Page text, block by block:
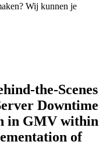
Wij kunnen je
the-Scenes
Downtime
in GMV within
of